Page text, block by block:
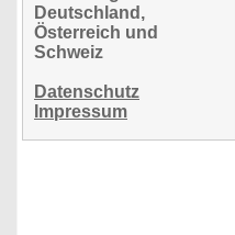
Deutschland,
Österreich und
Schweiz
Datenschutz
Impressum